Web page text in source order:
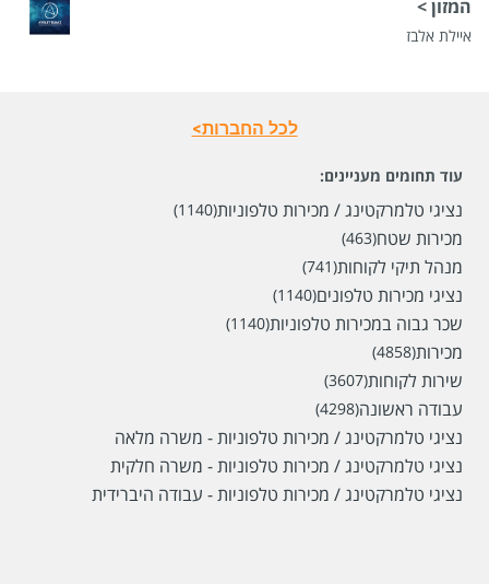
המזון >
איילת אלבז
לכל החברות>
עוד תחומים מעניינים:
נציגי טלמרקטינג / מכירות טלפוניות(1140)
מכירות שטח(463)
מנהל תיקי לקוחות(741)
נציגי מכירות טלפונים(1140)
שכר גבוה במכירות טלפוניות(1140)
מכירות(4858)
שירות לקוחות(3607)
עבודה ראשונה(4298)
נציגי טלמרקטינג / מכירות טלפוניות - משרה מלאה
נציגי טלמרקטינג / מכירות טלפוניות - משרה חלקית
נציגי טלמרקטינג / מכירות טלפוניות - עבודה היברידית